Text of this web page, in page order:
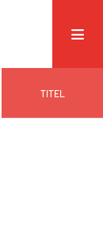
TITEL